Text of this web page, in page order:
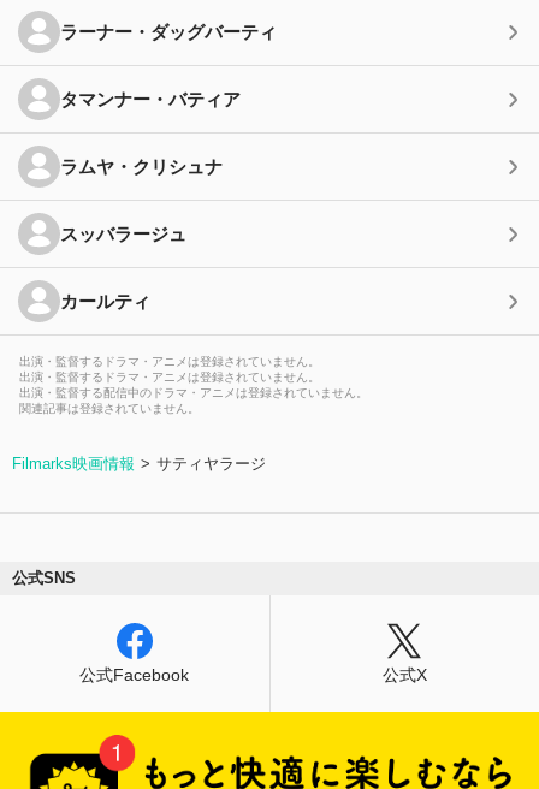
ラーナー・ダッグバーティ
タマンナー・バティア
ラムヤ・クリシュナ
スッバラージュ
カールティ
出演・監督するドラマ・アニメは登録されていません。
出演・監督するドラマ・アニメは登録されていません。
出演・監督する配信中のドラマ・アニメは登録されていません。
関連記事は登録されていません。
Filmarks映画情報 サティヤラージ
公式SNS
公式Facebook 公式X